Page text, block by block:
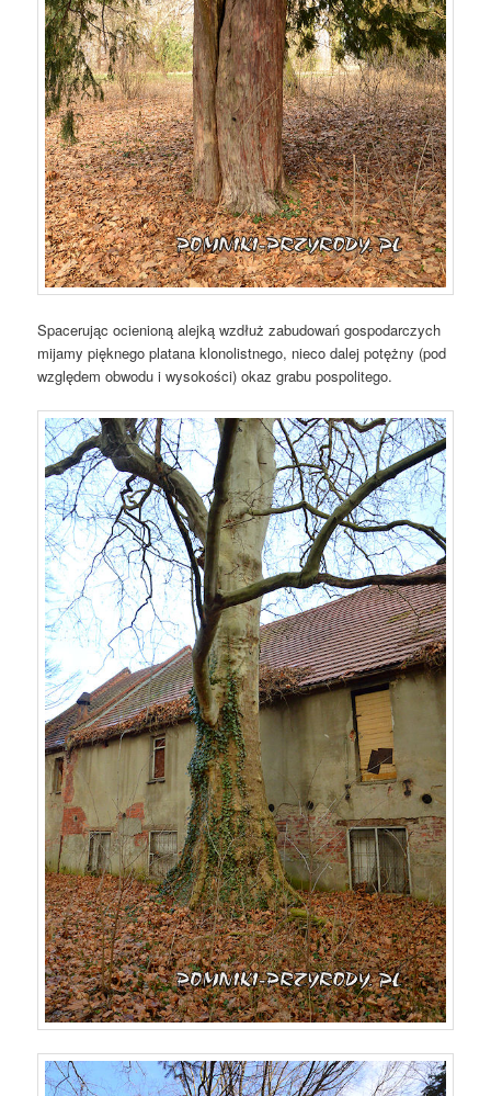
Spacerując ocienioną alejką wzdłuż zabudowań gospodarczych
mijamy pięknego platana klonolistnego, nieco dalej potężny (pod
względem obwodu i wysokości) okaz grabu pospolitego.